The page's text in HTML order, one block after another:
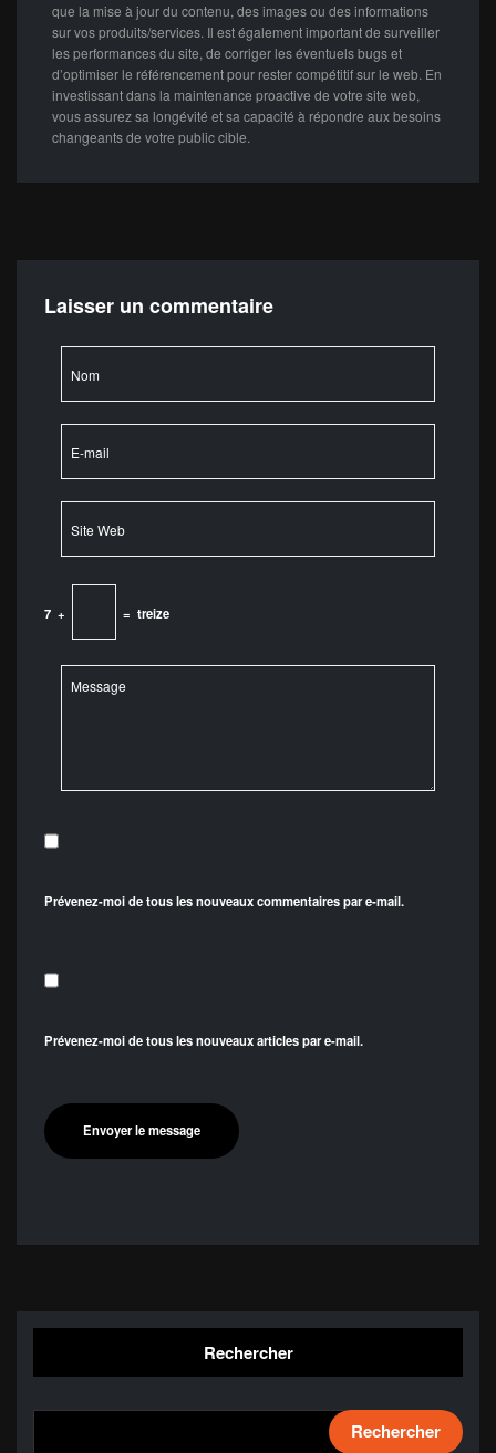
que la mise à jour du contenu, des images ou des informations
sur vos produits/services. Il est également important de surveiller
les performances du site, de corriger les éventuels bugs et
d’optimiser le référencement pour rester compétitif sur le web. En
investissant dans la maintenance proactive de votre site web,
vous assurez sa longévité et sa capacité à répondre aux besoins
changeants de votre public cible.
Laisser un commentaire
7 + = treize
Prévenez-moi de tous les nouveaux commentaires par e-mail.
Prévenez-moi de tous les nouveaux articles par e-mail.
Rechercher
Rechercher